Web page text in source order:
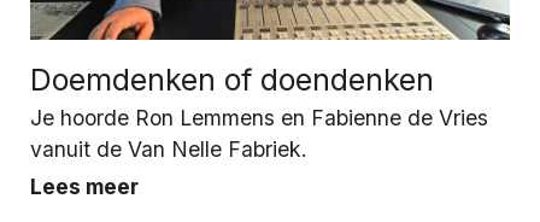
Doemdenken of doendenken
Je hoorde Ron Lemmens en Fabienne de Vries
vanuit de Van Nelle Fabriek.
Lees meer